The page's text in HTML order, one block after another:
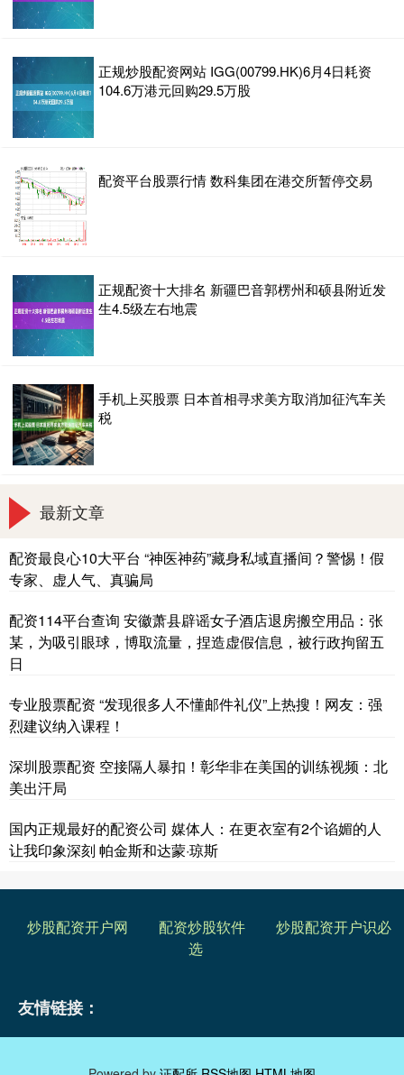
正规炒股配资网站 IGG(00799.HK)6月4日耗资
104.6万港元回购29.5万股
配资平台股票行情 数科集团在港交所暂停交易
正规配资十大排名 新疆巴音郭楞州和硕县附近发
生4.5级左右地震
手机上买股票 日本首相寻求美方取消加征汽车关
税
最新文章
配资最良心10大平台 “神医神药”藏身私域直播间？警惕！假
专家、虚人气、真骗局
配资114平台查询 安徽萧县辟谣女子酒店退房搬空用品：张
某，为吸引眼球，博取流量，捏造虚假信息，被行政拘留五
日
专业股票配资 “发现很多人不懂邮件礼仪”上热搜！网友：强
烈建议纳入课程！
深圳股票配资 空接隔人暴扣！彰华非在美国的训练视频：北
美出汗局
国内正规最好的配资公司 媒体人：在更衣室有2个谄媚的人
让我印象深刻 帕金斯和达蒙·琼斯
炒股配资开户网 配资炒股软件
炒股配资开户识必
选
友情链接：